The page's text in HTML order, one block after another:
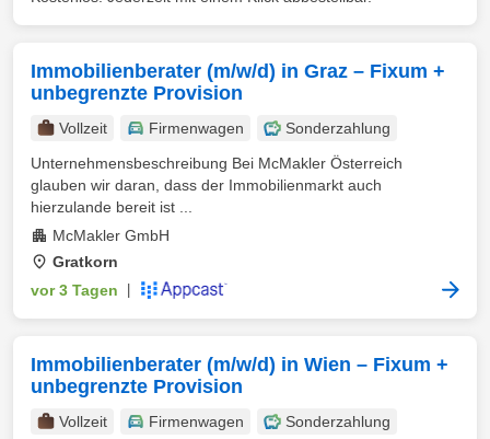
Immobilienberater (m/w/d) in Graz – Fixum +
unbegrenzte Provision
Vollzeit Firmenwagen
Sonderzahlung
Unternehmensbeschreibung Bei McMakler Österreich
glauben wir daran, dass der Immobilienmarkt auch
hierzulande bereit ist ...
McMakler GmbH
Gratkorn
vor 3 Tagen
Immobilienberater (m/w/d) in Wien – Fixum +
unbegrenzte Provision
Vollzeit Firmenwagen
Sonderzahlung